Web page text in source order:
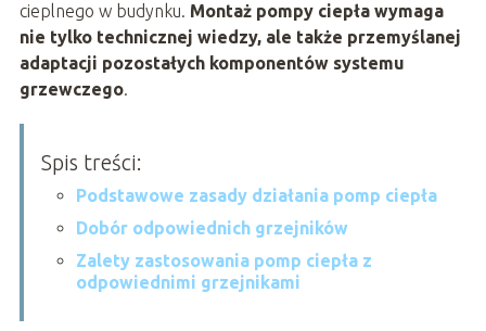
cieplnego w budynku. Montaż pompy ciepła wymaga
nie tylko technicznej wiedzy, ale także przemyślanej
adaptacji pozostałych komponentów systemu
grzewczego.
Spis treści:
Podstawowe zasady działania pomp ciepła
Dobór odpowiednich grzejników
Zalety zastosowania pomp ciepła z
odpowiednimi grzejnikami